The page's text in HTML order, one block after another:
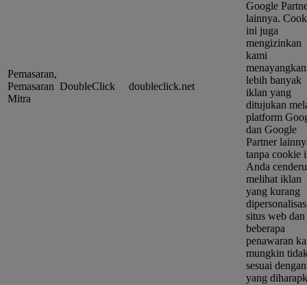
Pemasaran,
Pemasaran
Mitra
DoubleClick doubleclick.net
Google
lainnya.
ini juga
mengizinkan
kami
menayangkan
lebih banyak
iklan yang
ditujukan
platform
dan Google
Partner
tanpa cookie
Anda
melihat iklan
yang kurang
situs web dan
beberapa
penawaran
mungkin
sesuai dengan
yang